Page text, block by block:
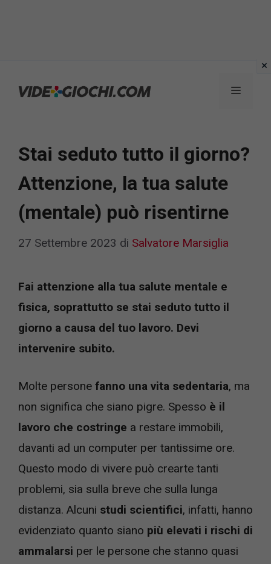
Menu
Stai seduto tutto il giorno?
Attenzione, la tua salute
(mentale) può risentirne
27 Settembre 2023 di Salvatore Marsiglia
Fai attenzione alla tua salute mentale e
fisica, soprattutto se stai seduto tutto il
giorno a causa del tuo lavoro. Devi
intervenire subito.
Molte persone fanno una vita sedentaria, ma
non significa che siano pigre. Spesso è il
lavoro che costringe a restare immobili,
davanti ad un computer per tantissime ore.
Questo modo di vivere può crearte tanti
problemi, sia sulla breve che sulla lunga
distanza. Alcuni studi scientifici, infatti, hanno
evidenziato quanto siano più elevati i rischi di
ammalarsi per le persone che stanno quasi